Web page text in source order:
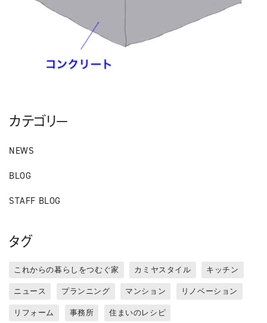
カテゴリー
NEWS
BLOG
STAFF BLOG
タグ
これからの暮らしをつむぐ家 カミヤスタイル キッチン
ニュース プランニング マンション リノベーション
リフォーム 事務所 住まいのレシピ